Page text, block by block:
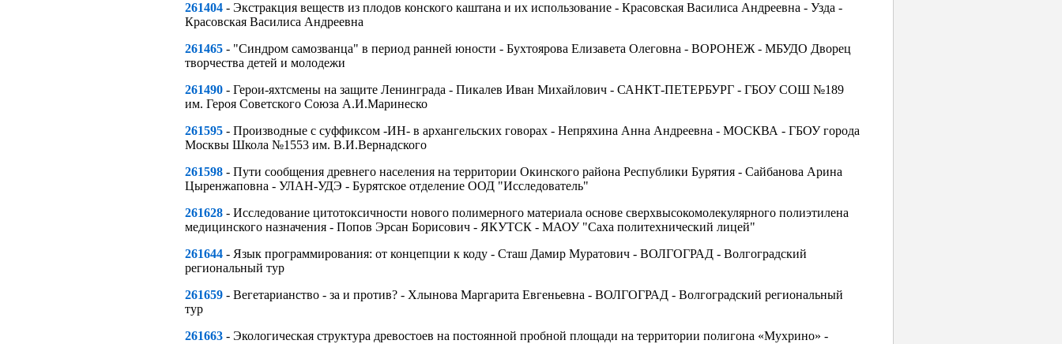
261404 - Экстракция веществ из плодов конского каштана и их использование - Красовская Василиса Андреевна - Узда -
Красовская Василиса Андреевна
261465 - "Синдром самозванца" в период ранней юности - Бухтоярова Елизавета Олеговна - ВОРОНЕЖ - МБУДО Дворец
творчества детей и молодежи
261490 - Герои-яхтсмены на защите Ленинграда - Пикалев Иван Михайлович - САНКТ-ПЕТЕРБУРГ - ГБОУ СОШ №189
им. Героя Советского Союза А.И.Маринеско
261595 - Производные с суффиксом -ИН- в архангельских говорах - Непряхина Анна Андреевна - МОСКВА - ГБОУ города
Москвы Школа №1553 им. В.И.Вернадского
261598 - Пути сообщения древнего населения на территории Окинского района Республики Бурятия - Сайбанова Арина
Цыренжаповна - УЛАН-УДЭ - Бурятское отделение ООД "Исследователь"
261628 - Исследование цитотоксичности нового полимерного материала основе сверхвысокомолекулярного полиэтилена
медицинского назначения - Попов Эрсан Борисович - ЯКУТСК - МАОУ "Саха политехнический лицей"
261644 - Язык программирования: от концепции к коду - Сташ Дамир Муратович - ВОЛГОГРАД - Волгоградский
региональный тур
261659 - Вегетарианство - за и против? - Хлынова Маргарита Евгеньевна - ВОЛГОГРАД - Волгоградский региональный
тур
261663 - Экологическая структура древостоев на постоянной пробной площади на территории полигона «Мухрино» -